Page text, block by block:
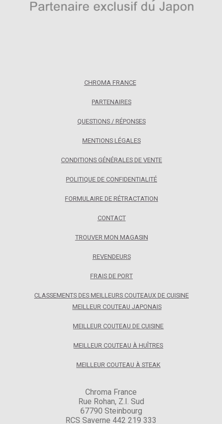
CHROMA FRANCE
PARTENAIRES
QUESTIONS / RÉPONSES
MENTIONS LÉGALES
CONDITIONS GÉNÉRALES DE VENTE
POLITIQUE DE CONFIDENTIALITÉ
FORMULAIRE DE RÉTRACTATION
CONTACT
TROUVER MON MAGASIN
REVENDEURS
FRAIS DE PORT
CLASSEMENTS DES MEILLEURS COUTEAUX DE CUISINE
MEILLEUR COUTEAU JAPONAIS
MEILLEUR COUTEAU DE CUISINE
MEILLEUR COUTEAU À HUÎTRES
MEILLEUR COUTEAU À STEAK
Chroma France
Rue Rohan, Z.I. Sud
67790 Steinbourg
RCS Saverne 442 219 333